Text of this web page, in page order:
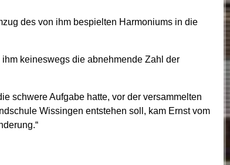
des von ihm bespielten Harmoniums in die
keineswegs die abnehmende Zahl der
schwere Aufgabe hatte, vor der versammelten
Wissingen entstehen soll, kam Ernst vom